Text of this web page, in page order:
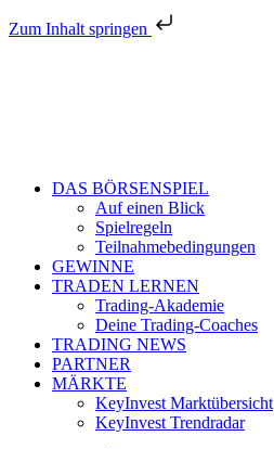
Zum Inhalt springen
DAS BÖRSENSPIEL
Auf einen Blick
Spielregeln
Teilnahmebedingungen
GEWINNE
TRADEN LERNEN
Trading-Akademie
Deine Trading-Coaches
TRADING NEWS
PARTNER
MÄRKTE
KeyInvest Marktübersicht
KeyInvest Trendradar